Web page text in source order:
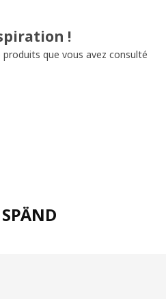
!
que vous avez consulté